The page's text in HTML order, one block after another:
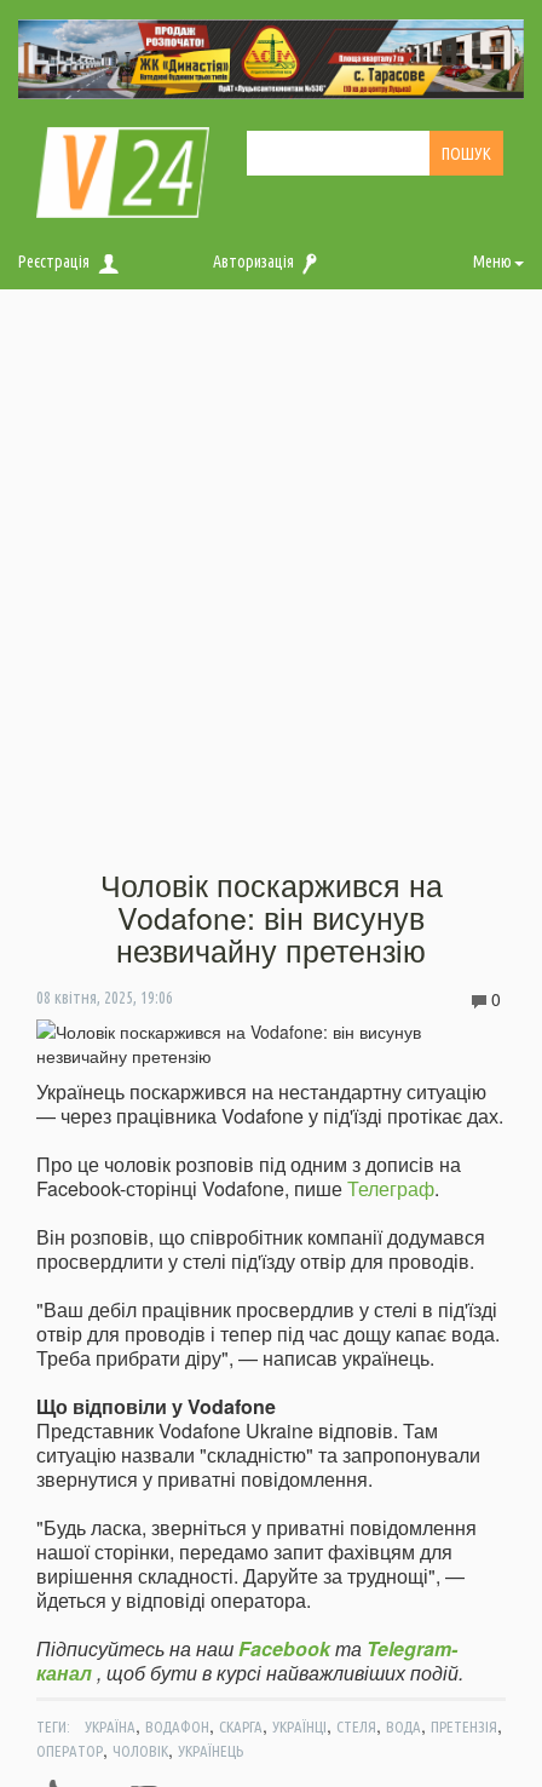
Реєстрація Авторизація Меню
Чоловік поскаржився на
Vodafone: він висунув
незвичайну претензію
08 квітня, 2025, 19:06 0
Українець поскаржився на нестандартну ситуацію
— через працівника Vodafone у під'їзді протікає дах.
Про це чоловік розповів під одним з дописів на
Facebook-сторінці Vodafone, пишеТелеграф.
Він розповів, що співробітник компанії додумався
просвердлити у стелі під'їзду отвір для проводів.
"Ваш дебіл працівник просвердлив у стелі в під'їзді
отвір для проводів і тепер під час дощу капає вода.
Треба прибрати діру", — написав українець.
Що відповіли у Vodafone
Представник Vodafone Ukraine відповів. Там
ситуацію назвали "складністю" та запропонували
звернутися у приватні повідомлення.
"Будь ласка, зверніться у приватні повідомлення
нашої сторінки, передамо запит фахівцям для
вирішення складності.️ Даруйте за труднощі", —
йдеться у відповіді оператора.
Підписуйтесь на нашFacebookта Telegram-
канал, щоб бути в курсі найважливіших подій.
ТЕГИ: УКРАЇНА, ВОДАФОН, СКАРГА, УКРАЇНЦІ, СТЕЛЯ, ВОДА, ПРЕТЕНЗІЯ,
ОПЕРАТОР, ЧОЛОВІК, УКРАЇНЕЦЬ